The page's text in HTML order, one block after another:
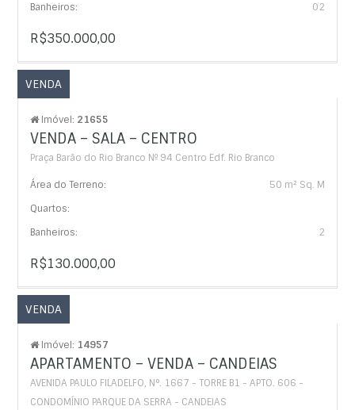
Banheiros:
02
R$350.000,00
VENDA
Imóvel: 21655
VENDA – SALA – CENTRO
Praça Barão do Rio Branco Nº 94 Centro Edf. Rio Branco
Área do Terreno:
50 m² Sq. M
Quartos:
Banheiros:
2
R$130.000,00
VENDA
Imóvel: 14957
APARTAMENTO – VENDA – CANDEIAS
AVENIDA PAULO FILADELFO, N°. 1667 - TORRE B1 - APTO. 606 -
CONDOMÍNIO PARQUE DA SERRA - CANDEIAS